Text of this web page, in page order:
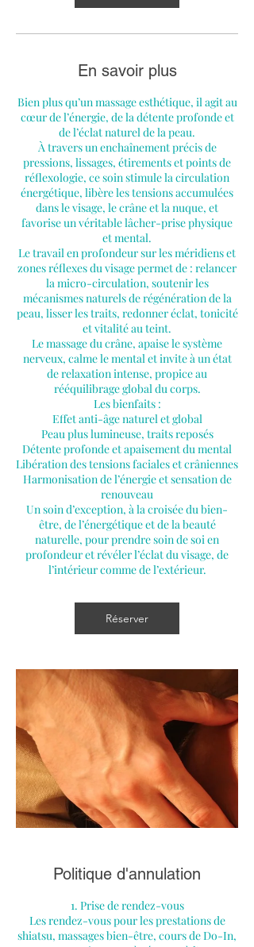
En savoir plus
Bien plus qu’un massage esthétique, il agit au
cœur de l’énergie, de la détente profonde et
de l’éclat naturel de la peau.
À travers un enchaînement précis de
pressions, lissages, étirements et points de
réflexologie, ce soin stimule la circulation
énergétique, libère les tensions accumulées
dans le visage, le crâne et la nuque, et
favorise un véritable lâcher-prise physique
et mental.
Le travail en profondeur sur les méridiens et
zones réflexes du visage permet de : relancer
la micro-circulation, soutenir les
mécanismes naturels de régénération de la
peau, lisser les traits, redonner éclat, tonicité
et vitalité au teint.
Le massage du crâne, apaise le système
nerveux, calme le mental et invite à un état
de relaxation intense, propice au
rééquilibrage global du corps.
Les bienfaits :
Effet anti-âge naturel et global
Peau plus lumineuse, traits reposés
Détente profonde et apaisement du mental
Libération des tensions faciales et crâniennes
Harmonisation de l’énergie et sensation de
renouveau
Un soin d’exception, à la croisée du bien-
être, de l’énergétique et de la beauté
naturelle, pour prendre soin de soi en
profondeur et révéler l’éclat du visage, de
l’intérieur comme de l’extérieur.
Réserver
Politique d'annulation
1. Prise de rendez-vous
Les rendez-vous pour les prestations de
shiatsu, massages bien-être, cours de Do-In,